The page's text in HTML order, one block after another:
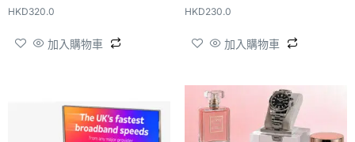
HKD320.0
加入購物車
HKD230.0
加入購物車